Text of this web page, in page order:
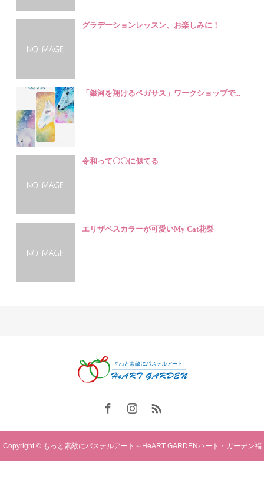
グラデーションレッスン、お楽しみに！
「銀河を翔けるペガサス」ワークショップで...
令和って〇〇に似てる
エリザベスカラーが可愛いMy Cat花梨
Copyright © もっと素敵にパステルアート～HeART GARDENハート・ガーデン福